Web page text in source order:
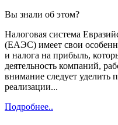
Вы знали об этом?
Налоговая система
(ЕАЭС) имеет свои
и налога на прибыль,
деятельность компаний,
внимание следует уделить
реализации...
Подробнее..